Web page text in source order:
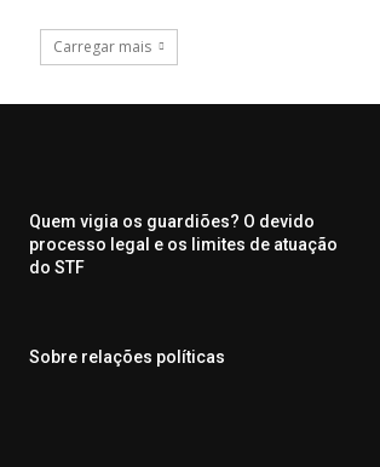
Carregar mais
Quem vigia os guardiões? O devido
processo legal e os limites de atuação
do STF
Sobre relações políticas